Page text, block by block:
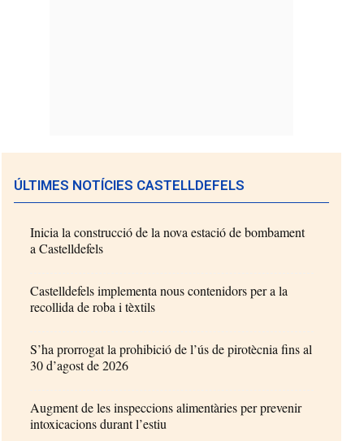
ÚLTIMES NOTÍCIES CASTELLDEFELS
Inicia la construcció de la nova estació de bombament
a Castelldefels
Castelldefels implementa nous contenidors per a la
recollida de roba i tèxtils
S’ha prorrogat la prohibició de l’ús de pirotècnia fins al
30 d’agost de 2026
Augment de les inspeccions alimentàries per prevenir
intoxicacions durant l’estiu